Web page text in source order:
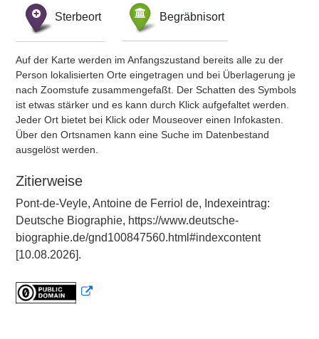
Sterbeort Begräbnisort
Auf der Karte werden im Anfangszustand bereits alle zu der
Person lokalisierten Orte eingetragen und bei Überlagerung je
nach Zoomstufe zusammengefaßt. Der Schatten des Symbols
ist etwas stärker und es kann durch Klick aufgefaltet werden.
Jeder Ort bietet bei Klick oder Mouseover einen Infokasten.
Über den Ortsnamen kann eine Suche im Datenbestand
ausgelöst werden.
Zitierweise
Pont-de-Veyle, Antoine de Ferriol de, Indexeintrag:
Deutsche Biographie, https://www.deutsche-
biographie.de/gnd100847560.html#indexcontent
[10.08.2026].